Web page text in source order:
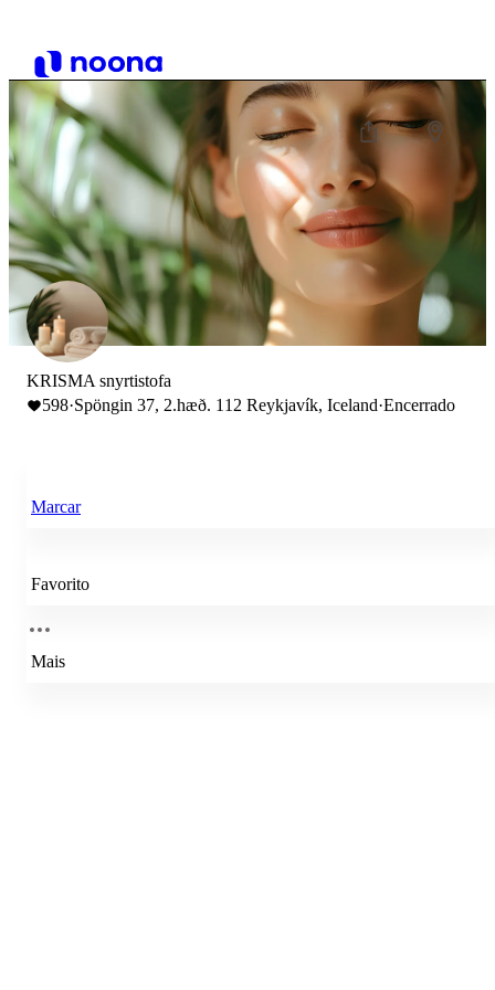
KRISMA snyrtistofa
598·Spöngin 37, 2.hæð. 112 Reykjavík, Iceland·Encerrado
Marcar
Favorito
Mais